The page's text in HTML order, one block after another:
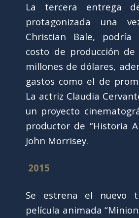
La tercera entrega
protagonizada una
Christian Bale, podría
costo de producción
millones de dólares,
gastos como el de
La actriz Claudia
un proyecto
productor de “Historia
John Morrisey.
2015
Se estrena el nuevo
película animada